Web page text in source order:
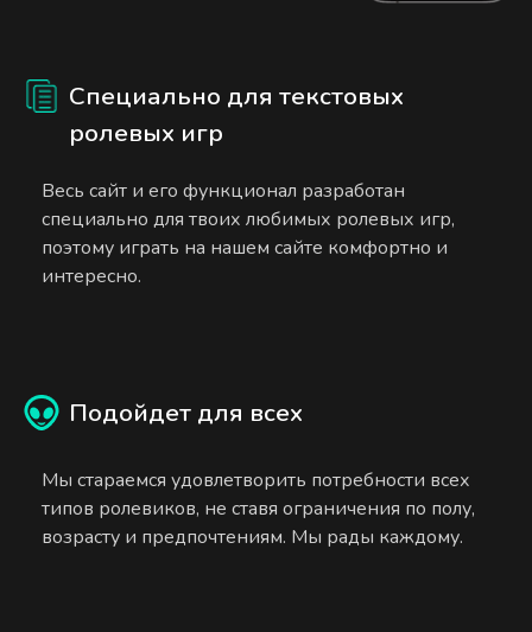
Специально для текстовых
ролевых игр
Весь сайт и его функционал разработан
специально для твоих любимых ролевых игр,
поэтому играть на нашем сайте комфортно и
интересно.
Подойдет для всех
Мы стараемся удовлетворить потребности всех
типов ролевиков, не ставя ограничения по полу,
возрасту и предпочтениям. Мы рады каждому.